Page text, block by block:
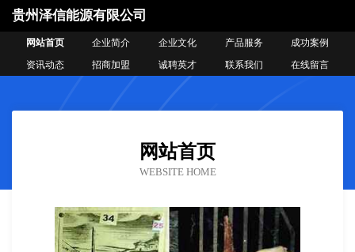
贵州泽信能源有限公司
网站首页 企业简介 企业文化 产品服务
成功案例
资讯动态
招商加盟 诚聘英才 联系我们 在线留言
网站首页
WEBSITE HOME